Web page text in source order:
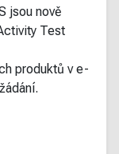
jsou nově
Test
produktů v e-